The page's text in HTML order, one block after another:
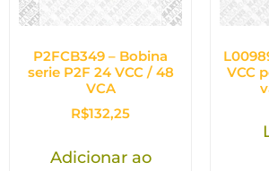
P2FCB349 – Bobina
serie P2F 24 VCC / 48
VCA
R$132,25
Adicionar ao
VCC